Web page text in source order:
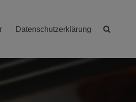
Datenschutzerklärung